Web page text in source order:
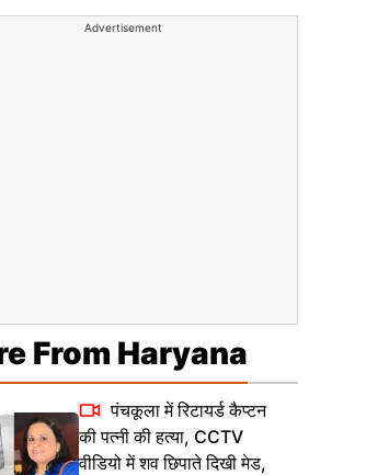
Advertisement
From Haryana
पंचकूला में रिटायर्ड कैप्टन
की पत्नी की हत्या, CCTV
वीडियो में शव छिपाते दिखी मेड,